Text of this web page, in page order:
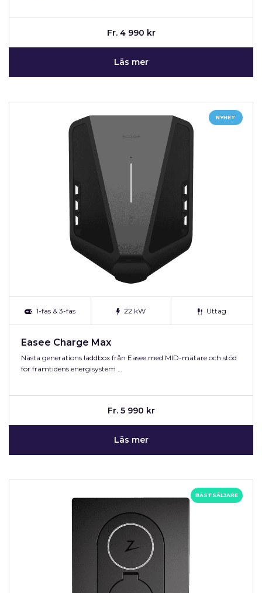
Fr. 4 990 kr
Läs mer
NYHET
1-fas & 3-fas 22 kW Uttag
Easee Charge Max
Nästa generations laddbox från Easee med MID-mätare och stöd
för framtidens energisystem …
Fr. 5 990 kr
Läs mer
BÄSTSÄLJARE